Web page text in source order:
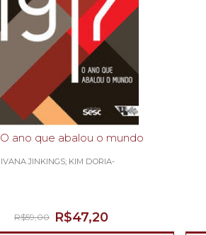
1917 - O ano que abalou o mundo
IVANA JINKINGS; KIM DORIA-
R$47,20
R$59,00